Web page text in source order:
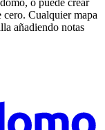
o puede crear
cero. Cualquier mapa
añadiendo notas